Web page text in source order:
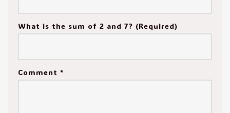
What is the sum of 2 and 7? (Required)
Comment *